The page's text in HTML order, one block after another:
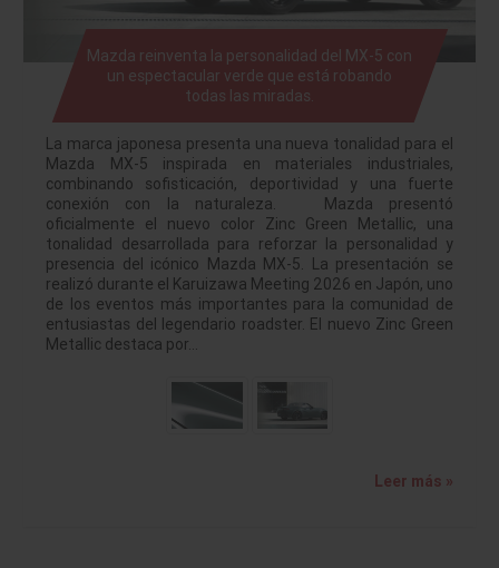
Mazda reinventa la personalidad del MX-5 con
un espectacular verde que está robando
todas las miradas.
La marca japonesa presenta una nueva tonalidad para el
Mazda MX-5 inspirada en materiales industriales,
combinando sofisticación, deportividad y una fuerte
conexión con la naturaleza. Mazda presentó
oficialmente el nuevo color Zinc Green Metallic, una
tonalidad desarrollada para reforzar la personalidad y
presencia del icónico Mazda MX-5. La presentación se
realizó durante el Karuizawa Meeting 2026 en Japón, uno
de los eventos más importantes para la comunidad de
entusiastas del legendario roadster. El nuevo Zinc Green
Metallic destaca por…
Leer más »